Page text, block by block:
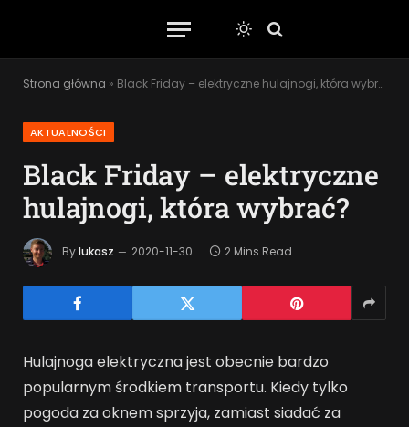
Strona główna » Black Friday – elektryczne hulajnogi, która wybrać?
AKTUALNOŚCI
Black Friday – elektryczne
hulajnogi, która wybrać?
Bylukasz 2020-11-30 2 Mins Read
Hulajnoga elektryczna jest obecnie bardzo
popularnym środkiem transportu. Kiedy tylko
pogoda za oknem sprzyja, zamiast siadać za